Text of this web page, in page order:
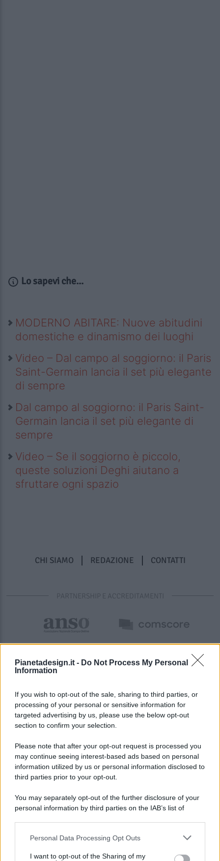
Pianetadesign.it - Do Not Process My Personal
Information
If you wish to opt-out of the sale, sharing to third parties, or
processing of your personal or sensitive information for
targeted advertising by us, please use the below opt-out
section to confirm your selection.
Please note that after your opt-out request is processed you
may continue seeing interest-based ads based on personal
information utilized by us or personal information disclosed to
third parties prior to your opt-out.
You may separately opt-out of the further disclosure of your
personal information by third parties on the IAB’s list of
This information may also be disclosed by us to third parties
Personal Data Processing Opt Outs
I want to opt-out of the Sharing of my
Lo sapevi che...
MODERNO ABITARE: Nuove abitudini
domestiche e dinamismo dei luoghi
Video – Dal campo al soggiorno: il Paris
Saint-Germain lancia il set più elegante
di sempre
Dal campo al soggiorno: il Paris Saint-
Germain lancia il set più elegante di
sempre
Video – Se il soggiorno è piccolo,
queste soluzioni Deghi aiutano a
sfruttare ogni spazio
CHI SIAMO REDAZIONE CONTATTI
PARTNERSHIP E ACCREDITAMENTI
© 2026 - Pianeta Design - P.IVA 04827280654 - Testata
Registrata Al Tribunale Di Nocera Inferiore N. 8/2020 - RG N.
ISCRIZIONE AL ROC N. 35792 – ISCRITTA ALL’ANSO
(ASSOCIAZIONE NAZIONALE STAMPA ONLINE)
PREFERENZE PRIVACY